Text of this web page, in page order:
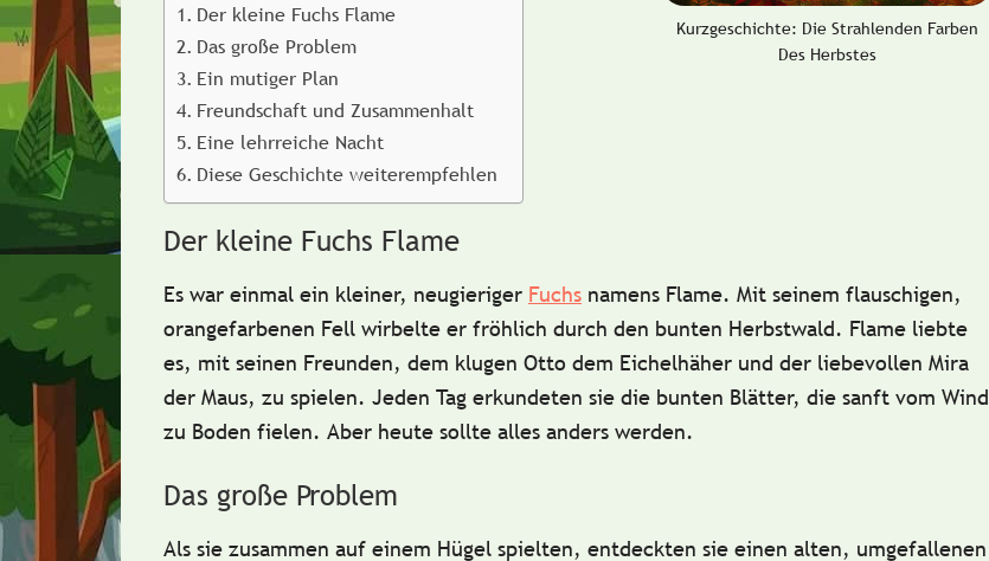
Kurzgeschichte: Die Strahlenden Farben
Des Herbstes
Der kleine Fuchs Flame
Das große Problem
Ein mutiger Plan
Freundschaft und Zusammenhalt
Eine lehrreiche Nacht
Diese Geschichte weiterempfehlen
Der kleine Fuchs Flame
Es war einmal ein kleiner, neugieriger Fuchs namens Flame. Mit seinem flauschigen,
orangefarbenen Fell wirbelte er fröhlich durch den bunten Herbstwald. Flame liebte
es, mit seinen Freunden, dem klugen Otto dem Eichelhäher und der liebevollen Mira
der Maus, zu spielen. Jeden Tag erkundeten sie die bunten Blätter, die sanft vom Wind
zu Boden fielen. Aber heute sollte alles anders werden.
Das große Problem
Als sie zusammen auf einem Hügel spielten, entdeckten sie einen alten, umgefallenen